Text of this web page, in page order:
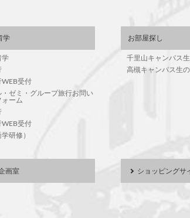
学
学
WEB受付
・ゼミ・グループ旅行お問い
ォーム
WEB受付
研修）
お部屋探し
千里山キャンパス
高槻キャンパス生
画室 ショッピングサ